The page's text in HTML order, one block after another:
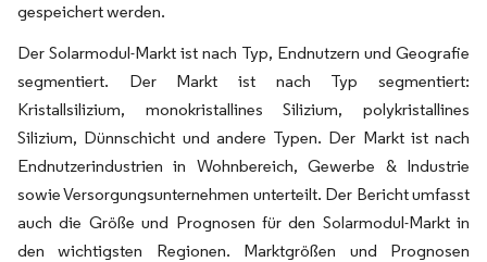
gespeichert werden.
Der Solarmodul-Markt ist nach Typ, Endnutzern und Geografie
segmentiert. Der Markt ist nach Typ segmentiert:
Kristallsilizium, monokristallines Silizium, polykristallines
Silizium, Dünnschicht und andere Typen. Der Markt ist nach
Endnutzerindustrien in Wohnbereich, Gewerbe & Industrie
sowie Versorgungsunternehmen unterteilt. Der Bericht umfasst
auch die Größe und Prognosen für den Solarmodul-Markt in
den wichtigsten Regionen. Marktgrößen und Prognosen